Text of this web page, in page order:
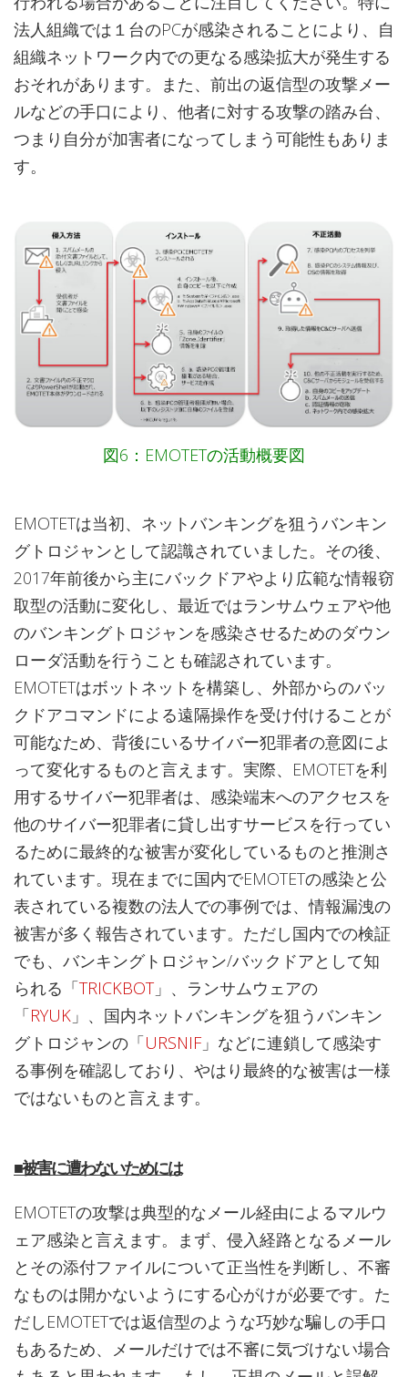
法人組織では１台のPCが感染されることにより、自
組織ネットワーク内での更なる感染拡大が発生する
おそれがあります。また、前出の返信型の攻撃メー
ルなどの手口により、他者に対する攻撃の踏み台、
つまり自分が加害者になってしまう可能性もありま
す。
図6：EMOTETの活動概要図
EMOTETは当初、ネットバンキングを狙うバンキン
グトロジャンとして認識されていました。その後、
2017年前後から主にバックドアやより広範な情報窃
取型の活動に変化し、最近ではランサムウェアや他
のバンキングトロジャンを感染させるためのダウン
ローダ活動を行うことも確認されています。
EMOTETはボットネットを構築し、外部からのバッ
クドアコマンドによる遠隔操作を受け付けることが
可能なため、背後にいるサイバー犯罪者の意図によ
って変化するものと言えます。実際、EMOTETを利
用するサイバー犯罪者は、感染端末へのアクセスを
他のサイバー犯罪者に貸し出すサービスを行ってい
るために最終的な被害が変化しているものと推測さ
れています。現在までに国内でEMOTETの感染と公
表されている複数の法人での事例では、情報漏洩の
被害が多く報告されています。ただし国内での検証
でも、バンキングトロジャン/バックドアとして知
られる「TRICKBOT」、ランサムウェアの
「RYUK 」、国内ネットバンキングを狙うバンキン
グトロジャンの「URSNIF 」などに連鎖して感染す
る事例を確認しており、やはり最終的な被害は一様
ではないものと言えます。
■被害に遭わないためには
EMOTETの攻撃は典型的なメール経由によるマルウ
ェア感染と言えます。まず、侵入経路となるメール
とその添付ファイルについて正当性を判断し、不審
なものは開かないようにする心がけが必要です。た
だしEMOTETでは返信型のような巧妙な騙しの手口
もあるため、メールだけでは不審に気づけない場合